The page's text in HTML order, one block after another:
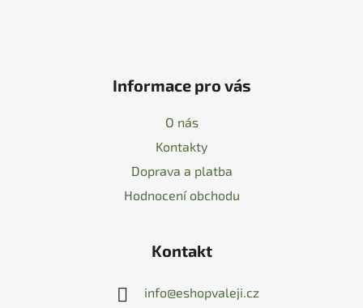
Informace pro vás
O nás
Kontakty
Doprava a platba
Hodnocení obchodu
Kontakt
info@eshopvaleji.cz